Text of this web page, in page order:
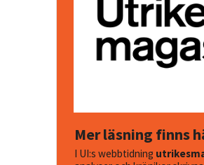
Mer läsning finns
I UI:s webbtidning